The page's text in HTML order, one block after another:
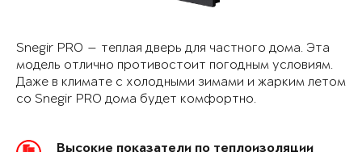
Snegir PRO — теплая дверь для частного дома. Эта
модель отлично противостоит погодным условиям.
Даже в климате с холодными зимами и жарким летом
со Snegir PRO дома будет комфортно.